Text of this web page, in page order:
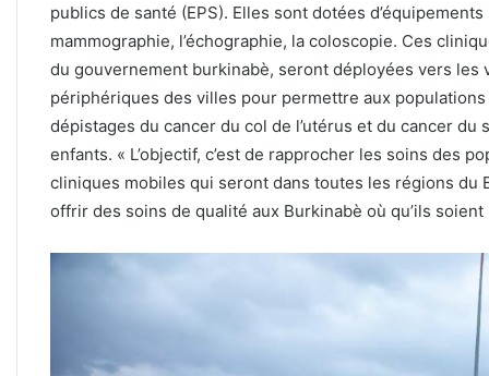
publics de santé (EPS). Elles sont dotées
mammographie, l’échographie, la coloscopie. Ces
du gouvernement burkinabè, seront déployées vers les
périphériques des villes pour permettre aux
dépistages du cancer du col de l’utérus et du cancer
enfants. « L’objectif, c’est de rapprocher les soins des
cliniques mobiles qui seront dans toutes les régions du
offrir des soins de qualité aux Burkinabè où qu’ils soient